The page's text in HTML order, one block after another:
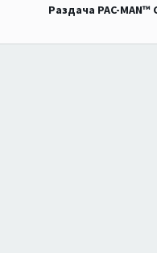
Раздача PAC-MAN™